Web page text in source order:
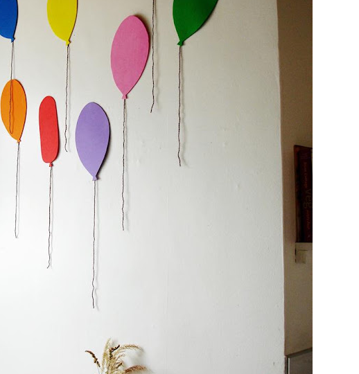
Wohnung gezogen sind letztes Jahr, fand ich sofort dass die Küche
konnte. Ein Post von der tollen Katie hat mich auf die Idee mit
und jetzt sieht die Küche so viel farbenfroher aus! Einfach Moosgummi
doppelseitigem Klebeband anbringen - fertig! When Aidan and I moved